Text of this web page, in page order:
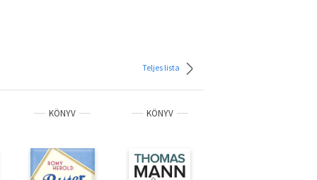
Teljes lista
KÖNYV KÖNYV